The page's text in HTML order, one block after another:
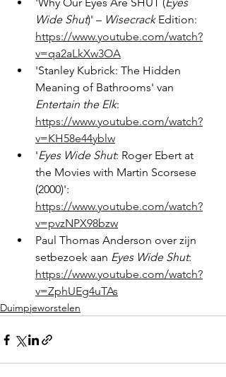
Wide Shut)' – Wisecrack Edition:
https://www.youtube.com/watch?
v=qa2aLkXw3OA
'Stanley Kubrick: The Hidden
Meaning of Bathrooms' van
Entertain the Elk:
https://www.youtube.com/watch?
v=KH58e44yblw
'Eyes Wide Shut: Roger Ebert at
the Movies with Martin Scorsese
(2000)':
https://www.youtube.com/watch?
v=pvzNPX98bzw
Paul Thomas Anderson over zijn
setbezoek aan Eyes Wide Shut:
https://www.youtube.com/watch?
v=ZphUEg4uTAs
Duimpjeworstelen